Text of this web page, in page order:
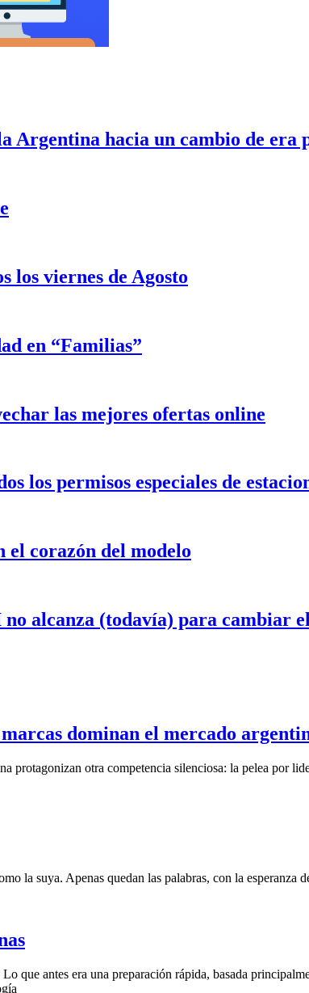
Argentina hacia un cambio de era
los viernes de Agosto
en “Familias”
las mejores ofertas online
los permisos especiales de
corazón del modelo
alcanza (todavía) para cambiar
dominan el mercado
protagonizan otra competencia silenciosa: la pelea por
la suya. Apenas quedan las palabras, con la esperanza
que antes era una preparación rápida, basada